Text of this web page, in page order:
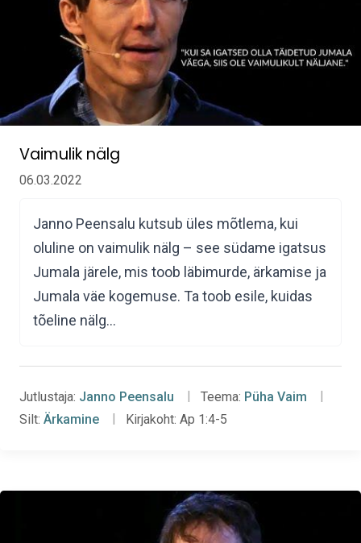
Vaimulik nälg
06.03.2022
Janno Peensalu kutsub üles mõtlema, kui
oluline on vaimulik nälg – see südame igatsus
Jumala järele, mis toob läbimurde, ärkamise ja
Jumala väe kogemuse. Ta toob esile, kuidas
tõeline nälg…
Jutlustaja: Janno Peensalu Teema: Püha Vaim
Silt: Ärkamine Kirjakoht: Ap 1:4-5